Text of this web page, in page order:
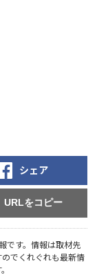
シェア
URLをコピー
です。情報は取材先
でくれぐれも最新情